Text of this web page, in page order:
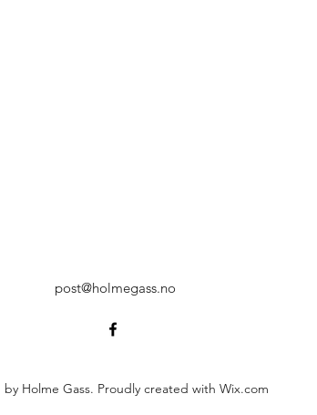
post@holmegass.no
by Holme Gass. Proudly created with Wix.com